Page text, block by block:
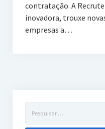
contratação. A
inovadora, trouxe
empresas a…
por: